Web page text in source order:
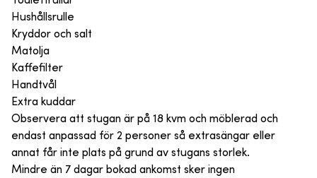
Hushållsrulle
Kryddor och salt
Matolja
Kaffefilter
Handtvål
Extra kuddar
Observera att stugan är på 18 kvm och möblerad och
endast anpassad för 2 personer så extrasängar eller
annat får inte plats på grund av stugans storlek.
Mindre än 7 dagar bokad ankomst sker ingen